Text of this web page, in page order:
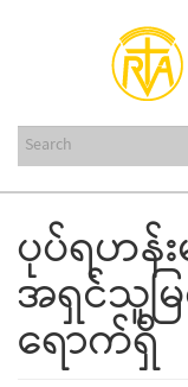
content
ပုပ်ရဟန်း
အရှင်သူမ
ရောက်ရှိ